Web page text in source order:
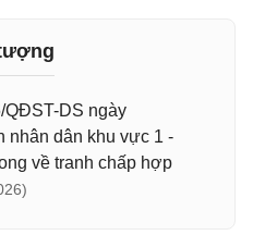
QĐST-DS ngày
nhân dân khu vực 1 -
về tranh chấp hợp